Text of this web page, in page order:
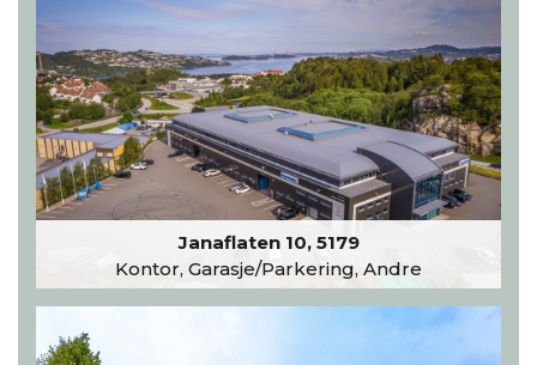
Janaflaten 10, 5179
Kontor, Garasje/Parkering, Andre